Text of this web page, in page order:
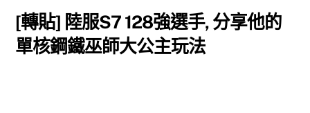
[轉貼] 陸服S7 128強選手, 分享他的
單核鋼鐵巫師大公主玩法